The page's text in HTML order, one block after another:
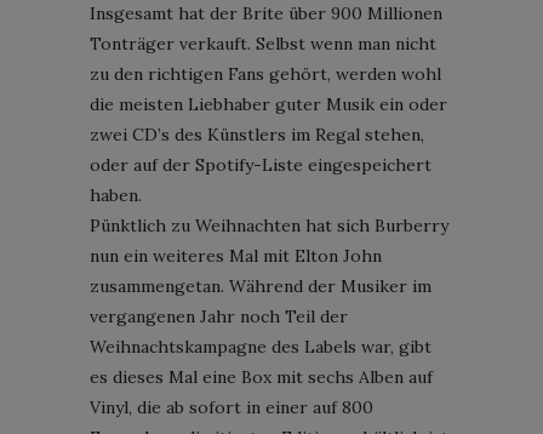
Insgesamt hat der Brite über 900 Millionen
Tonträger verkauft. Selbst wenn man nicht
zu den richtigen Fans gehört, werden wohl
die meisten Liebhaber guter Musik ein oder
zwei CD’s des Künstlers im Regal stehen,
oder auf der Spotify-Liste eingespeichert
haben.
Pünktlich zu Weihnachten hat sich Burberry
nun ein weiteres Mal mit Elton John
zusammengetan. Während der Musiker im
vergangenen Jahr noch Teil der
Weihnachtskampagne des Labels war, gibt
es dieses Mal eine Box mit sechs Alben auf
Vinyl, die ab sofort in einer auf 800